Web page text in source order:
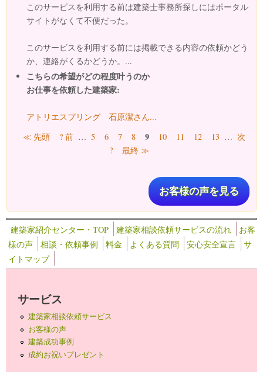
このサービスを利用する前は建築士事務所探しにはポータル
サイトがなくて不便だった。
このサービスを利用する前には掲載できる内容の依頼かどう
か、連絡がくるかどうか。...
こちらの希望がどの程度叶うのか
お仕事を依頼した建築家:
アトリエスプリング 石原潔さん...
ページ
≪ 先頭 ? 前 … 5 6 7 8 9 10 11 12 13 … 次
?
最終 ≫
お客様の声を見る
建築家紹介センター・TOP 建築家相談依頼サービスの流れ
お客
様の声
相談・依頼事例 料金 よくある質問 安心安全宣言
サ
イトマップ
サービス
建築家相談依頼サービス
お客様の声
建築成功事例
成約お祝いプレゼント